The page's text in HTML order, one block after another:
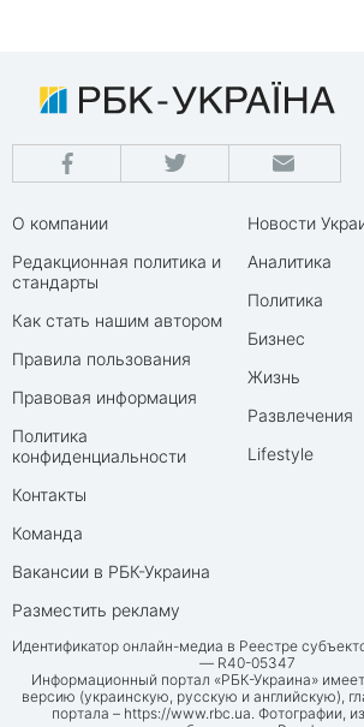
О компании
Редакционная политика и
стандарты
Как стать нашим автором
Правила пользования
Правовая информация
Политика
конфиденциальности
Контакты
Команда
Вакансии в РБК-Украина
Разместить рекламу
Новости
Аналитика
Политика
Бизнес
Жизнь
Развлечения
Lifestyle
Идентификатор онлайн-медиа в Реестре
— R40-05347
Информационный портал «РБК-Украина»
версию (украинскую, русскую и английскую),
портала – https://www.rbc.ua. Фотографии,